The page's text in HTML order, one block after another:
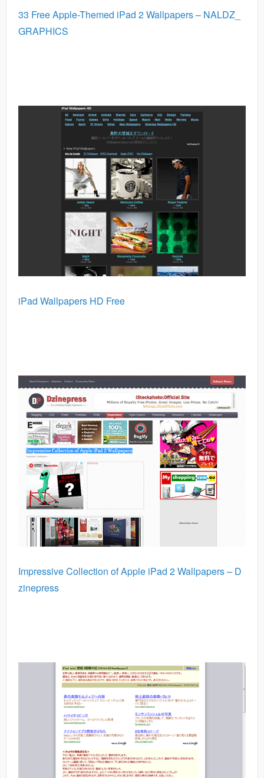
33 Free Apple-Themed iPad 2 Wallpapers – NALDZ_
GRAPHICS
iPad Wallpapers HD Free
Impressive Collection of Apple iPad 2 Wallpapers – D
zinepress